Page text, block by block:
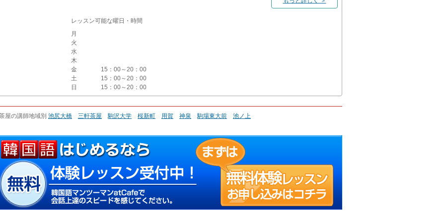
レッスン可能な曜日・時間
月
火
水
木
金
15：00～20：00
土
15：00～20：00
日
15：00～20：00
屋の講師地域別 池尻大橋 三軒茶屋 駒沢大学 桜新町 用賀 神泉 駒場東大前 池ノ上